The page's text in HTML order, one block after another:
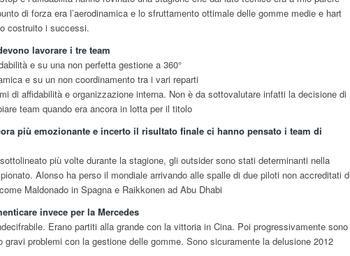
di forza era l’aerodinamica e lo sfruttamento ottimale delle gomme medie e hart
costruito i successi.
lavorare i tre team
e su una non perfetta gestione a 360°
e su un non coordinamento tra i vari reparti
di affidabilità e organizzazione interna. Non è da sottovalutare infatti la decisione di
team quando era ancora in lotta per il titolo
più emozionante e incerto il risultato finale ci hanno pensato i team di
più volte durante la stagione, gli outsider sono stati determinanti nella
Alonso ha perso il mondiale arrivando alle spalle di due piloti non accreditati
Maldonado in Spagna e Raikkonen ad Abu Dhabi
invece per la Mercedes
Erano partiti alla grande con la vittoria in Cina. Poi progressivamente sono
gravi problemi con la gestione delle gomme. Sono sicuramente la delusione 2012